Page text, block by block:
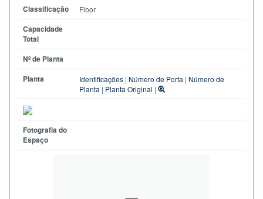
Classificação Floor
Capacidade
Total
Nº de Planta
Planta
Identificações | Número de Porta | Número de
Planta | Planta Original |
Fotografia do
Espaço